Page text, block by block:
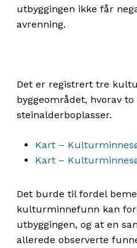
utbyggingen ikke får
avrenning.
Det er registrert tre
byggeområdet, hvorav
steinalderboplasser.
Kart –
Kart –
Det burde til fordel
kulturminnefunn kan
utbyggingen, og at en
allerede observerte